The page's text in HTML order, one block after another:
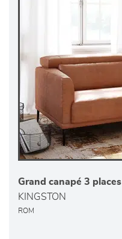
Grand canapé 3 places
KINGSTON
ROM